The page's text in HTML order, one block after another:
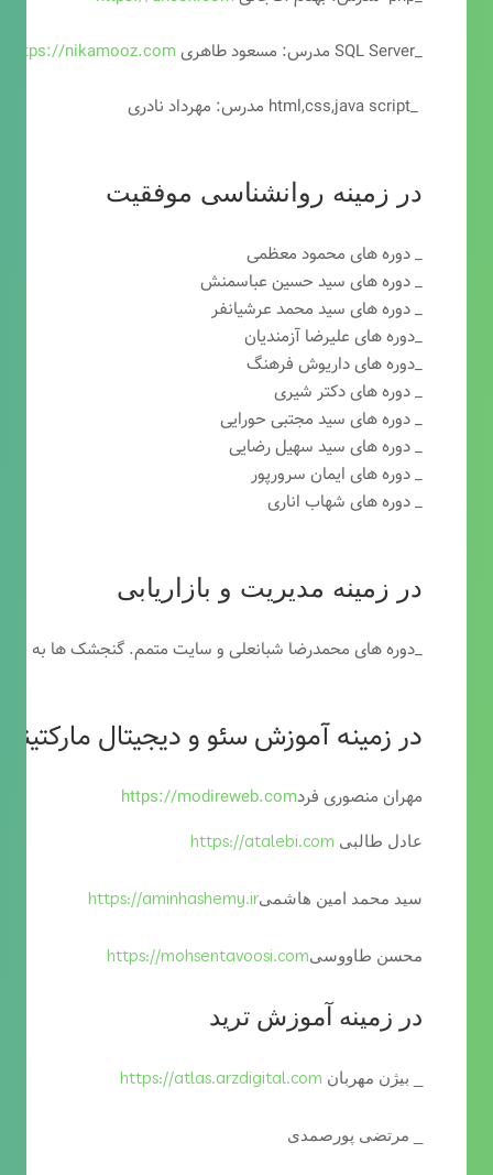
_SQL Server مدرس: مسعود طاهری
https://nikamooz.com
_html,css,java script مدرس: مهرداد نادری
در زمینه روانشناسی موفقیت
_ دوره های محمود معظمی
_ دوره های سید حسین عباسمنش
_ دوره های سید محمد عرشیانفر
_دوره های علیرضا آزمندیان
_دوره های داریوش فرهنگ
_ دوره های دکتر شیری
_ دوره های سید مجتبی حورایی
_ دوره های سید سهیل رضایی
_ دوره های ایمان سرورپور
_ دوره های شهاب اناری
در زمینه مدیریت و بازاریابی
_دوره های محمدرضا شبانعلی و سایت متمم. گنجشک ها به
در زمینه آموزش سئو و دیجیتال
مهران منصوری فردhttps://modireweb.com
عادل طالبی https://atalebi.com
سید محمد امین هاشمیhttps://aminhashemy.ir
محسن طاووسیhttps://mohsentavoosi.com
در زمینه آموزش ترید
_ بیژن مهربان https://atlas.arzdigital.com
_ مرتضی پورصمدی